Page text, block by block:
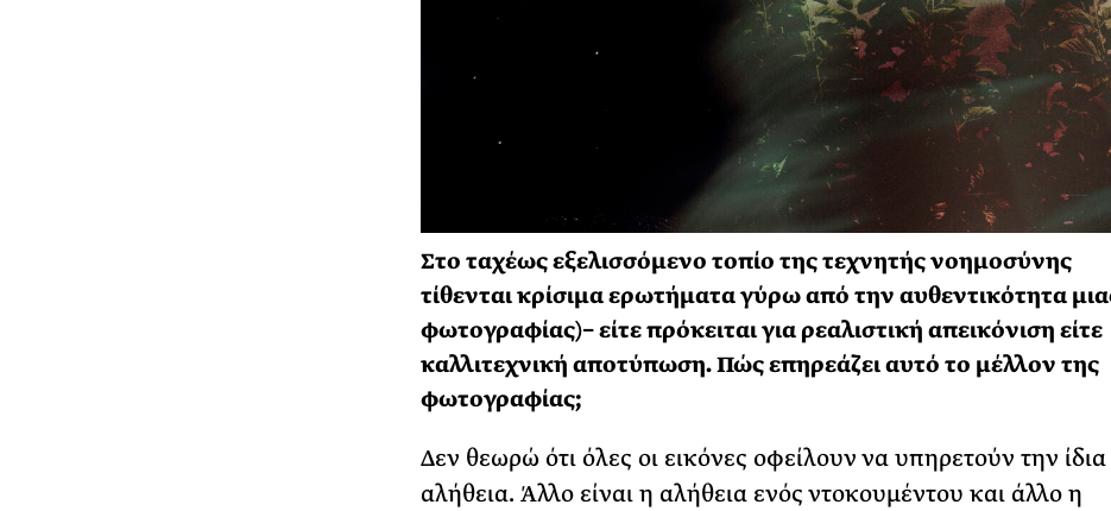
Στο ταχέως εξελισσόμενο τοπίο της τεχνητής νοημοσύνης
τίθενται κρίσιμα ερωτήματα γύρω από την αυθεντικότητα
φωτογραφίας)− είτε πρόκειται για ρεαλιστική απεικόνιση είτε
καλλιτεχνική αποτύπωση. Πώς επηρεάζει αυτό το μέλλον της
φωτογραφίας;
Δεν θεωρώ ότι όλες οι εικόνες οφείλουν να υπηρετούν την ίδια
αλήθεια. Άλλο είναι η αλήθεια ενός ντοκουμέντου και άλλο η